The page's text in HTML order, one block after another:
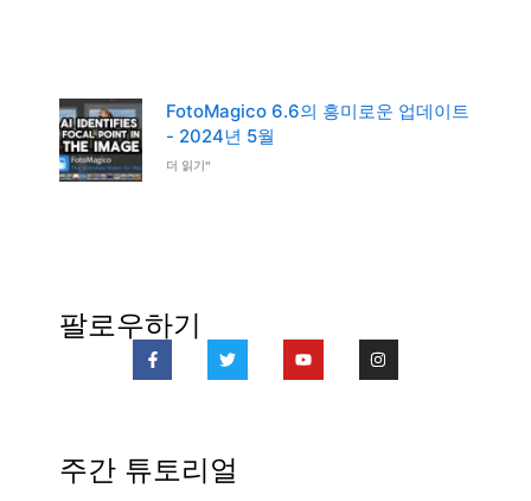
FotoMagico 6.6의 흥미로운 업데이트
- 2024년 5월
더 읽기"
팔로우하기
주간 튜토리얼